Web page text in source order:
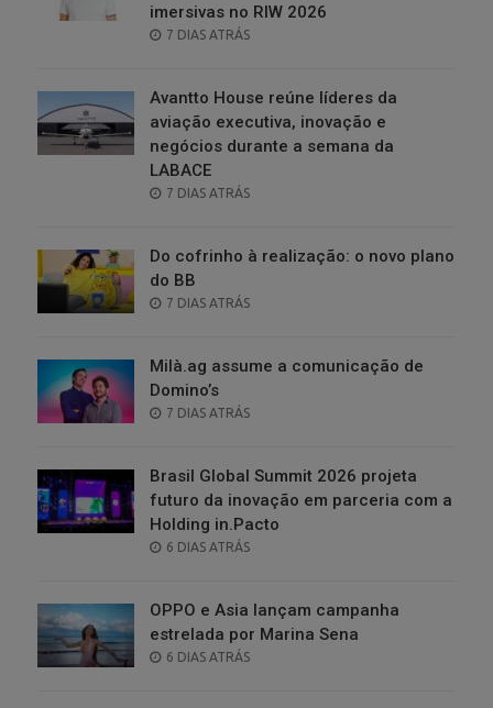
imersivas no RIW 2026
POSTED
7 DIAS ATRÁS
Avantto House reúne líderes da
aviação executiva, inovação e
negócios durante a semana da
LABACE
POSTED
7 DIAS ATRÁS
Do cofrinho à realização: o novo plano
do BB
POSTED
7 DIAS ATRÁS
Milà.ag assume a comunicação de
Domino’s
POSTED
7 DIAS ATRÁS
Brasil Global Summit 2026 projeta
futuro da inovação em parceria com a
Holding in.Pacto
POSTED
6 DIAS ATRÁS
OPPO e Asia lançam campanha
estrelada por Marina Sena
POSTED
6 DIAS ATRÁS